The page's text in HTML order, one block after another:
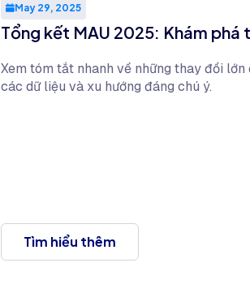
May 29, 2025
Tổng kết MAU 2025: Khám
Xem tóm tắt nhanh về những thay đổi
các dữ liệu và xu hướng đáng chú ý.
Tìm hiểu thêm